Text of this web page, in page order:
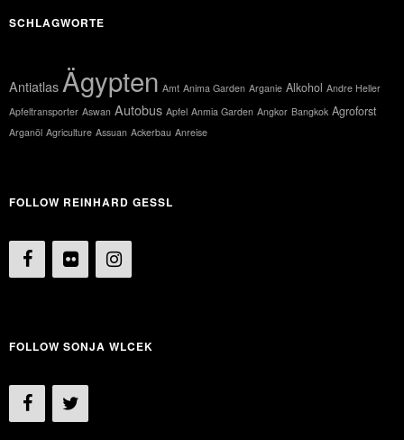
SCHLAGWORTE
Antiatlas Ägypten Amt Anima Garden Arganie Alkohol Andre Heller
Apfeltransporter Aswan Autobus Apfel Anmia Garden Angkor Bangkok Agroforst
Arganöl Agriculture Assuan Ackerbau Anreise
FOLLOW REINHARD GESSL
FOLLOW SONJA WLCEK